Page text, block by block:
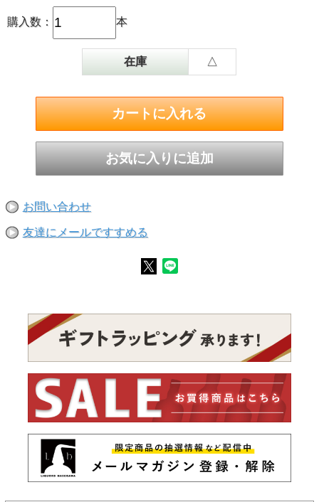
購入数： 本
在庫 △
お問い合わせ
友達にメールですすめる